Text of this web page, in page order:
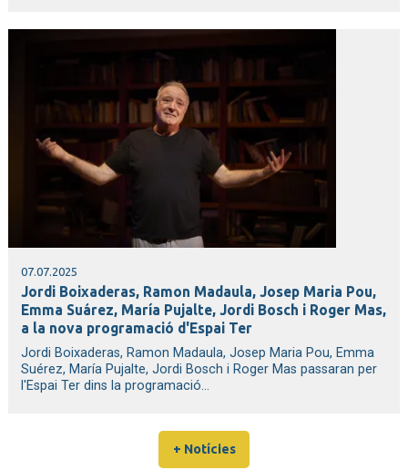
07.07.2025
Jordi Boixaderas, Ramon Madaula, Josep Maria Pou,
Emma Suárez, María Pujalte, Jordi Bosch i Roger Mas,
a la nova programació d'Espai Ter
Jordi Boixaderas, Ramon Madaula, Josep Maria Pou, Emma
Suérez, María Pujalte, Jordi Bosch i Roger Mas passaran per
l'Espai Ter dins la programació...
+ Notícies